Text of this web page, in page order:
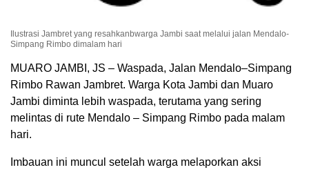
Ilustrasi Jambret yang resahkanbwarga Jambi saat melalui jalan Mendalo-
Simpang Rimbo dimalam hari
MUARO JAMBI, JS – Waspada, Jalan Mendalo–Simpang
Rimbo Rawan Jambret. Warga Kota Jambi dan Muaro
Jambi diminta lebih waspada, terutama yang sering
melintas di rute Mendalo – Simpang Rimbo pada malam
hari.
Imbauan ini muncul setelah warga melaporkan aksi